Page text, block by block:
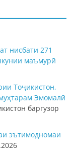
нисбати 271
маъмурӣ
Тоҷикистон,
Эмомалӣ
баргузор
эътимодномаи